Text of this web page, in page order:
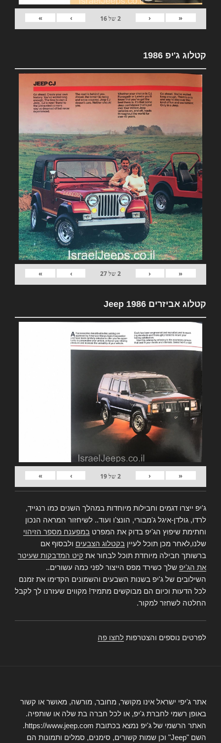
«
‹
2של16
›
»
קטלוג ג'יפ 1986
«
‹
2של27
›
»
קטלוג אביזרים Jeep 1986
«
‹
2של19
›
»
ג'יפ ייצרו דגמים וחבילות מיוחדות במהלך השנים כמו רנגייד,
לרדו, גולדן-איגל ג'מבורי, הונצ'ו ועוד.. לשיחזור המראה הנכון
וחתימת שיפוץ הג'יפ בדוק את המפרט במפענח מספר הזיהוי
שלנו,לאחר מכן תוכל לעיין בקטלוג הצבעים ולבסוף אם
ברשותך חבילה מיוחדת תוכל לבחור את קיט המדבקות שעיטר
את הג'יפ שלך כשירד מפס הייצור לפני כמה עשורים..
השילובים של ג'יפ בשנות השבעים והשמונים הקדימו את זמנם
לכל הדעות וכיום הם מבוקשים מתמיד! מקווים שעזרנו לך לקבל
החלטה לשחזר למקור.
לפרטים נוספים והצטרפות לחצו פה
אתר ג'יפי ישראל אינו מקושר, מחובר, מורשה, מאושר או קשור
באופן רשמי לחברת ג'יפ, או לכל חברה בת שלה או שותפיה.
האתר הרשמי של ג'יפ נמצא בכתובת https://www.jeep.com.
השם "Jeep" וכן שמות קשורים, סימנים, סמלים ותמונות הם